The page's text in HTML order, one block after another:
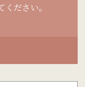
ださい。